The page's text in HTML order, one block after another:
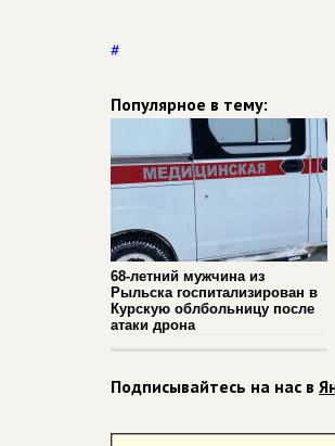
#
Популярное в тему:
68-летний мужчина из
Рыльска госпитализирован в
Курскую облбольницу после
атаки дрона
Подписывайтесь на нас в